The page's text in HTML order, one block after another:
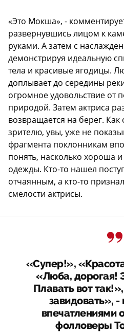
«Это Мокша», -
развернувшись лицом к
руками. А затем с
демонстрируя идеальную
тела и красивые ягодицы.
доплывает до середины
огромное удовольствие от
природой. Затем актриса
возвращается на берег.
зрителю, увы, уже не
фрагмента поклонникам
понять, насколько хороша
одежды. Кто-то нашел
отчаянным, а кто-то
смелости актрисы.
«Супер!»,
«Люба, дорогая!
Плавать вот
завидовать»,
впечатлениями
фолловеры